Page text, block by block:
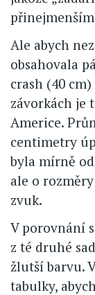
Ale abych
obsahovala
crash (40
závorkách je
Americe.
centimetry
byla mírně
ale o
zvuk.
V porovnání
z té druhé
žlutší barvu.
tabulky,